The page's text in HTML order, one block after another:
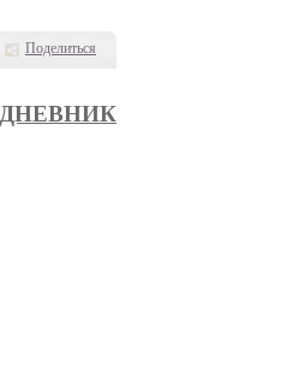
Поделиться
ДНЕВНИК